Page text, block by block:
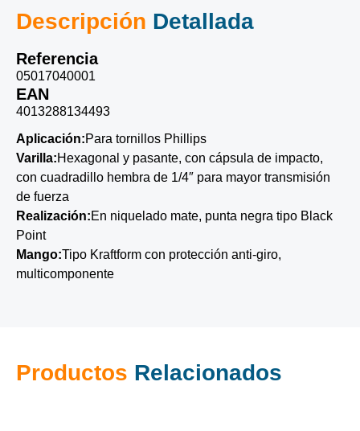
Descripción Detallada
Referencia
05017040001
EAN
4013288134493
Aplicación:Para tornillos Phillips
Varilla:Hexagonal y pasante, con cápsula de impacto,
con cuadradillo hembra de 1/4″ para mayor transmisión
de fuerza
Realización:En niquelado mate, punta negra tipo Black
Point
Mango:Tipo Kraftform con protección anti-giro,
multicomponente
Productos Relacionados